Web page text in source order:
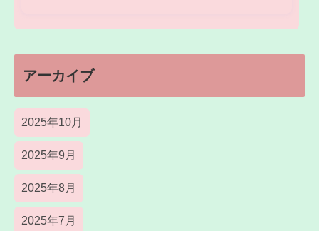
アーカイブ
2025年10月
2025年9月
2025年8月
2025年7月